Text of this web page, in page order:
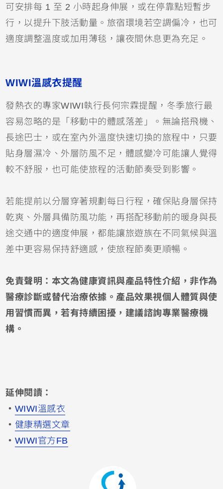
可安排每 1 至 2 小時起身伸展，或在停靠點短暫步
行，以提升下肢活動量。旅宿環境若空調偏冷，也可
適度調整溫度或加用薄毯，讓夜間休息更為充足。
WIWI溫感衣提醒
發熱衣的專家WIWI執行長何宗霖提醒，冬季旅行最
容易忽略的是「移動中的體感落差」。無論搭飛機、
長途巴士，或在室內外溫度快速切換的旅程中，只要
貼身層濕冷、外層防風不足，體感變冷可能讓人覺得
較不舒服，也可能使旅程的活動節奏受到影響。
若能提前以分層穿著規劃每日行程，確保貼身層保持
乾爽、外層具備防風功能，再搭配移動前的暖身與長
途交通中的適度伸展，都能讓旅遊族在不同氣候與溫
差中更容易保持舒適感，使旅程節奏更順暢。
免責聲明：本文為健康資訊與產品特性介紹，非作為
醫療診斷或替代治療依據。產品效果視個人體質與使
用習慣而異，若有持續困擾，建議諮詢專業醫療機
構。
延伸閱讀：
・ WIWI溫感衣
・ 健康精選文章
・ WIWI官方FB